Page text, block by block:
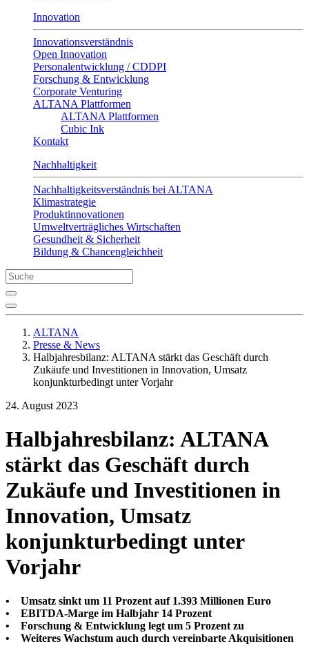
Innovation
Innovationsverständnis
Open Innovation
Personalentwicklung / CDDPI
Forschung & Entwicklung
Corporate Venturing
ALTANA Plattformen
ALTANA Plattformen
Cubic Ink
Kontakt
Nachhaltigkeit
Nachhaltigkeitsverständnis bei ALTANA
Klimastrategie
Produktinnovationen
Umweltverträgliches Wirtschaften
Gesundheit & Sicherheit
Bildung & Chancengleichheit
ALTANA
Presse & News
Halbjahresbilanz: ALTANA stärkt das Geschäft durch
Zukäufe und Investitionen in Innovation, Umsatz
konjunkturbedingt unter Vorjahr
24. August 2023
Halbjahresbilanz: ALTANA
stärkt das Geschäft durch
Zukäufe und Investitionen in
Innovation, Umsatz
konjunkturbedingt unter
Vorjahr
• Umsatz sinkt um 11 Prozent auf 1.393 Millionen Euro
• EBITDA-Marge im Halbjahr 14 Prozent
• Forschung & Entwicklung legt um 5 Prozent zu
• Weiteres Wachstum auch durch vereinbarte Akquisitionen